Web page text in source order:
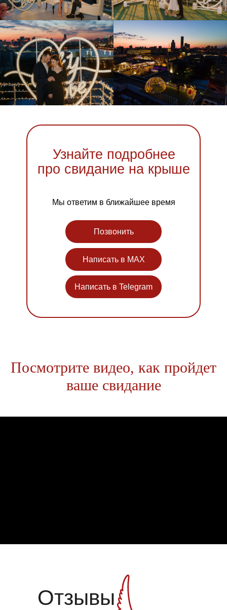
Узнайте подробнее
про свидание на крыше
Мы ответим в ближайшее время
Позвонить
Написать в MAX
Написать в Telegram
Посмотрите видео, как пройдет
ваше свидание
Отзывы